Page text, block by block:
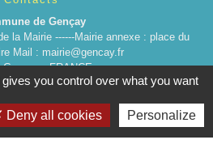
de Gençay
la Mairie ------Mairie annexe : place du
Mail : mairie@gencay.fr
Gençay - FRANCE
5 16 83 80 86
you control over what you want
Deny all cookies Personalize